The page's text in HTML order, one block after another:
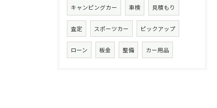
キャンピングカー 車検 見積もり
査定 スポーツカー ピックアップ
ローン 板金 整備 カー用品